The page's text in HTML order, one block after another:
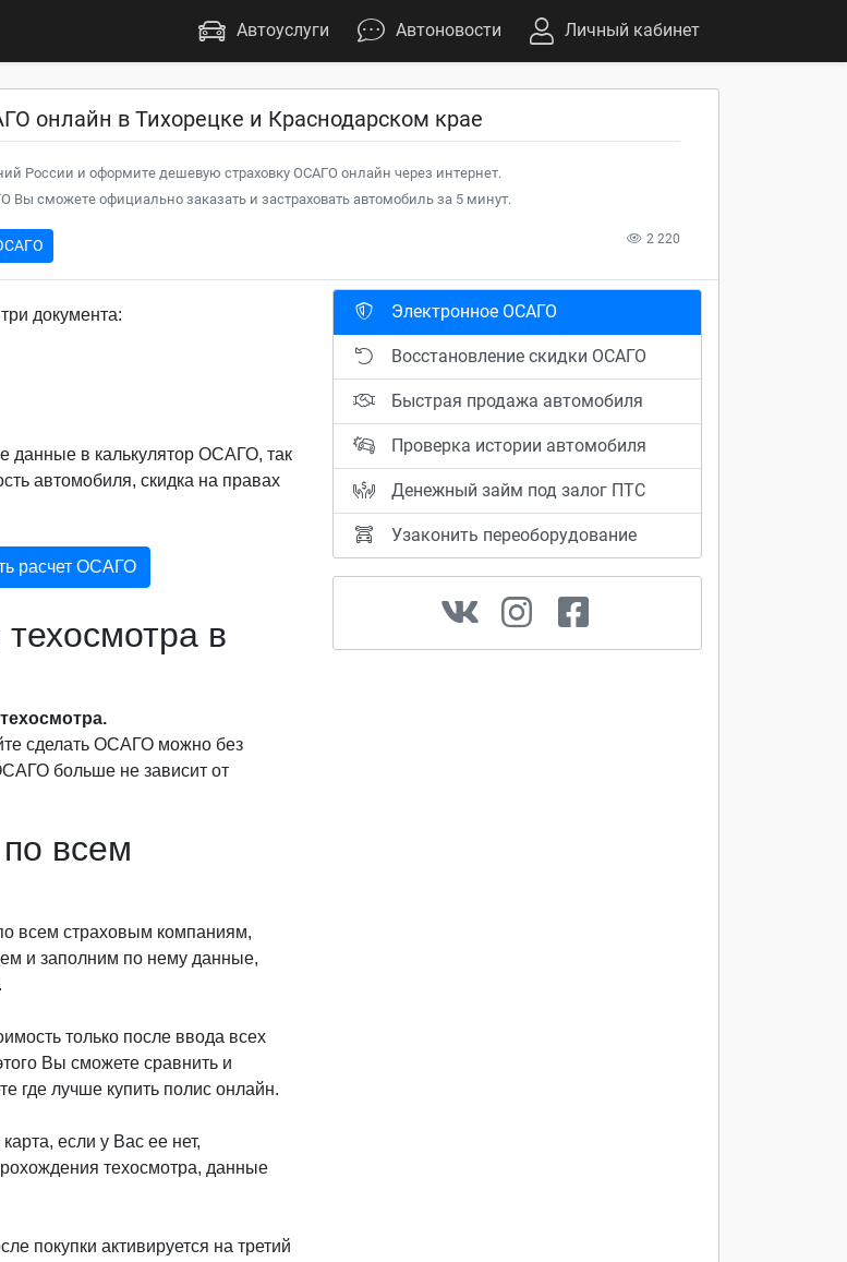
Автоуслуги Автоновости Личный кабинет
онлайн в Тихорецке и Краснодарском крае
России и оформите дешевую страховку ОСАГО онлайн через интернет.
Вы сможете официально заказать и застраховать автомобиль за 5 минут.
2 220
документа:
данные в калькулятор ОСАГО, так
автомобиля, скидка на правах
расчет ОСАГО
в
сделать ОСАГО можно без
больше не зависит от
всем
всем страховым компаниям,
и заполним по нему данные,
только после ввода всех
Вы сможете сравнить и
где лучше купить полис онлайн.
если у Вас ее нет,
техосмотра, данные
покупки активируется на третий
Электронное ОСАГО
Восстановление скидки ОСАГО
Быстрая продажа автомобиля
Проверка истории автомобиля
Денежный займ под залог ПТС
Узаконить переоборудование